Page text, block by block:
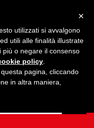
×
utilizzati si avvalgono
utili alle finalità illustrate
più o negare il consenso
policy
pagina, cliccando
in altra maniera,